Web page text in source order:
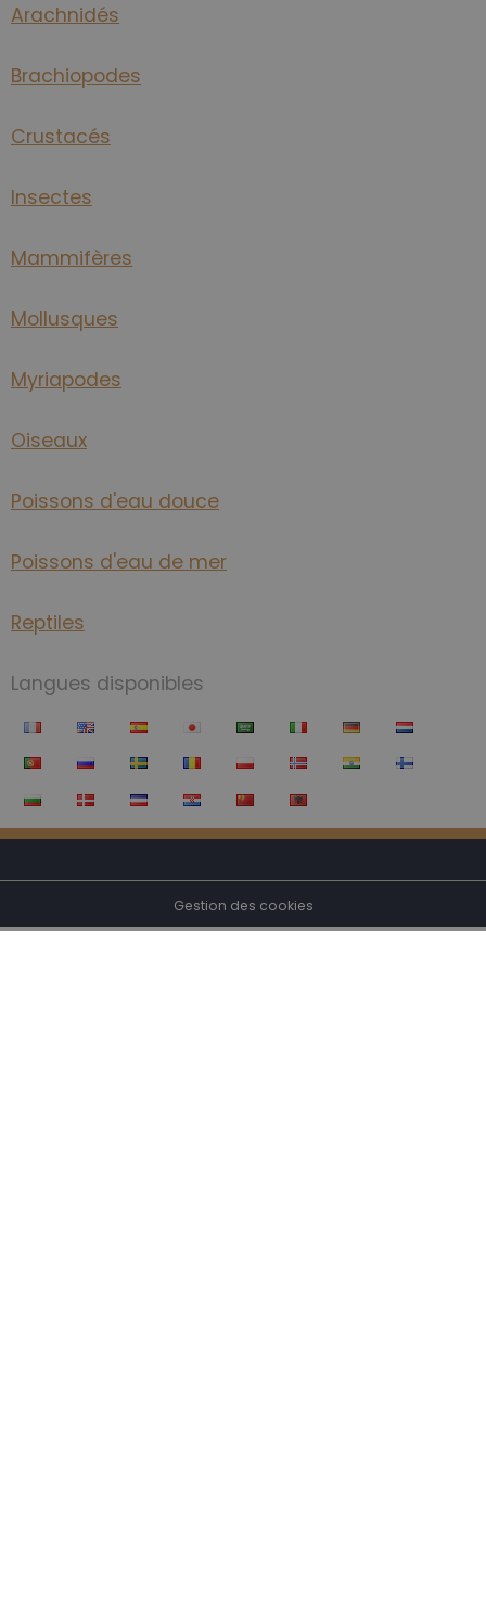
Arachnidés
Brachiopodes
Crustacés
Insectes
Mammifères
Mollusques
Myriapodes
Oiseaux
Poissons d'eau douce
Poissons d'eau de mer
Reptiles
Langues disponibles
Gestion des cookies